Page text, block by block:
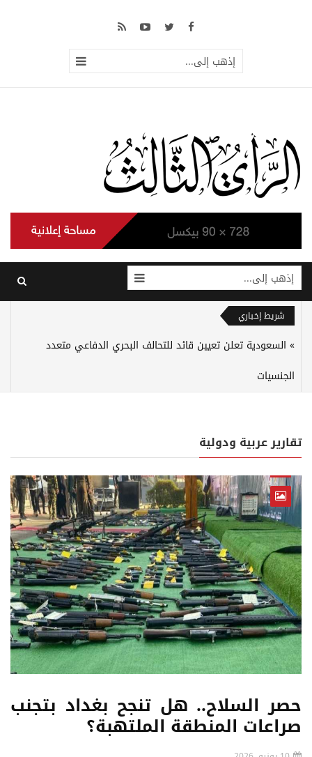
إذهب إلى...
إذهب إلى...
شريط إخباري
السعودية تعلن تعيين قائد للتحالف البحري الدفاعي متعدد
الجنسيات
تقارير عربية ودولية
حصر السلاح.. هل تنجح بغداد بتجنب
صراعات المنطقة الملتهبة؟